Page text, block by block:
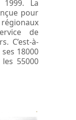
La
pour
de
C’est-à-
18000
55000